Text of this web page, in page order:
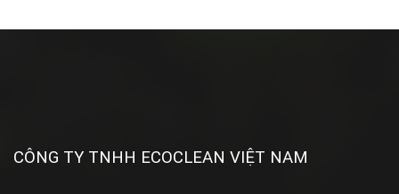
CÔNG TY TNHH ECOCLEAN VIỆT NAM